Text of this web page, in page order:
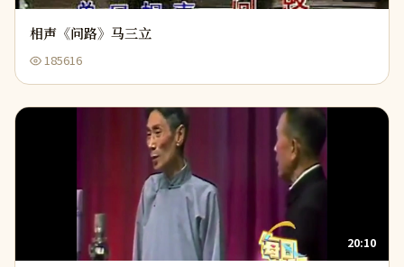
相声《问路》马三立
185616
20:10